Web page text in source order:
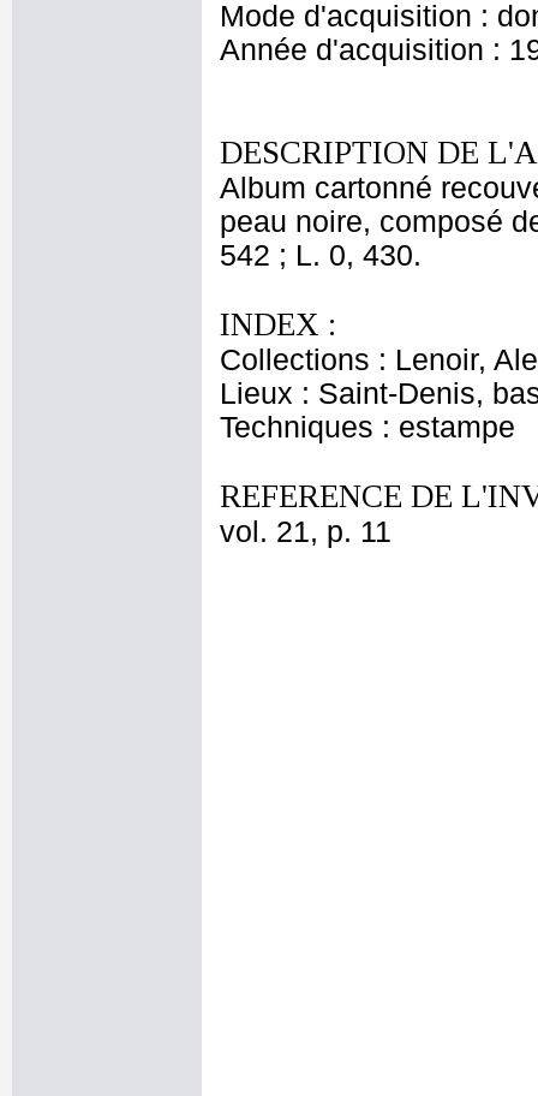
Mode d'acquisition :
Année d'acquisition :
DESCRIPTION DE
Album cartonné
peau noire, composé
542 ; L. 0, 430.
INDEX :
Collections : Lenoir,
Lieux : Saint-Denis,
Techniques : estampe
REFERENCE DE
vol. 21, p. 11